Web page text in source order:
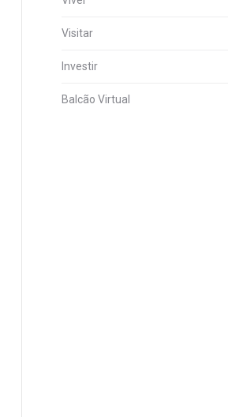
Visitar
Investir
Balcão Virtual